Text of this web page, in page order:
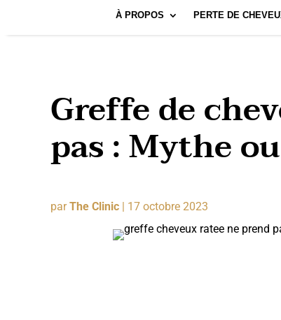
À PROPOS PERTE DE
Greffe de
pas : Mythe
parThe Clinic | 17 octobre 2023